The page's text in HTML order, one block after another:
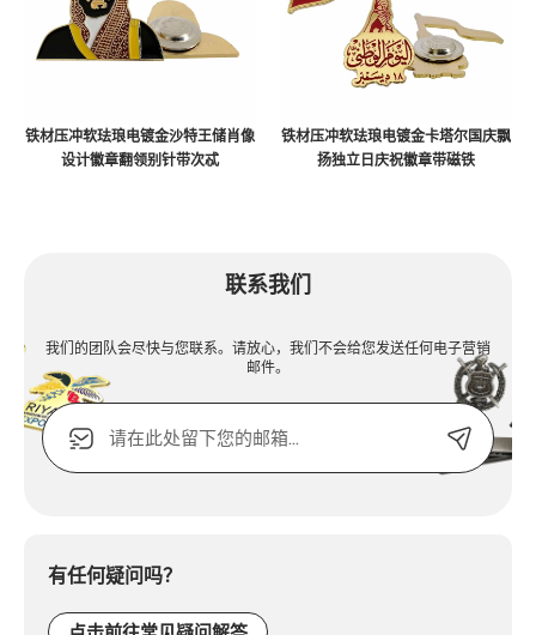
铁材压冲软珐琅电镀金沙特王储肖像
设计徽章翻领别针带次忒
铁材压冲软珐琅电镀金卡塔尔国庆飘
扬独立日庆祝徽章带磁铁
联系我们
我们的团队会尽快与您联系。请放心，我们不会给您发送任何电子营销
邮件。
电
子
邮
电
有任何疑问吗？